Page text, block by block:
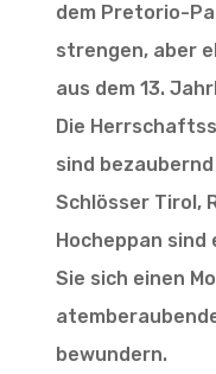
dem Pretorio-
strengen, aber
aus dem 13.
Die
sind
Schlösser Tirol,
Hocheppan sind
Sie sich einen
bewundern.